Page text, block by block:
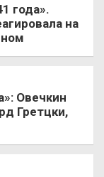
года».
на
Овечкин
Гретцки,